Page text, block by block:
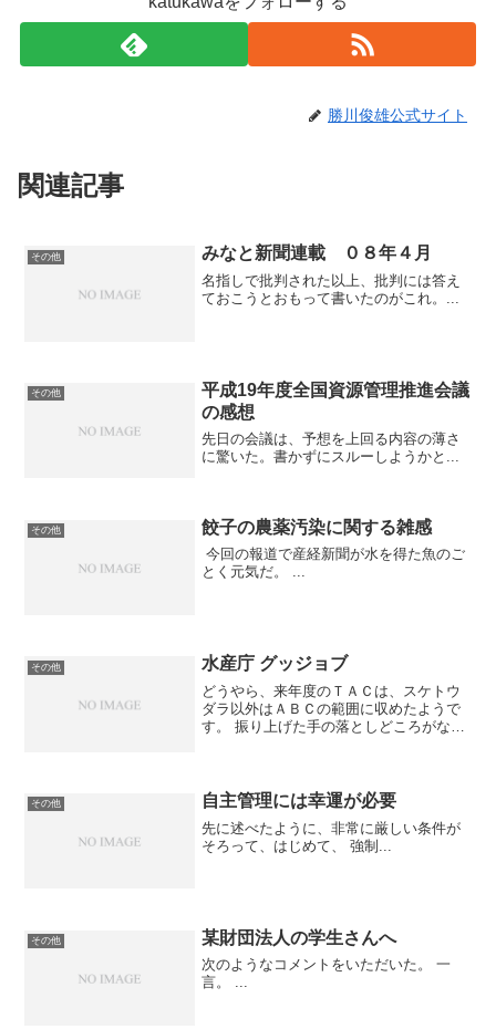
勝川俊雄公式サイト
関連記事
その他 みなと新聞連載 ０８年４月
名指しで批判された以上、批判には答え
ておこうとおもって書いたのがこれ。...
その他
平成19年度全国資源管理推進会議
の感想
先日の会議は、予想を上回る内容の薄さ
に驚いた。書かずにスルーしようかと...
その他 餃子の農薬汚染に関する雑感
今回の報道で産経新聞が水を得た魚のご
とく元気だ。 ...
その他 水産庁 グッジョブ
どうやら、来年度のＴＡＣは、スケトウ
ダラ以外はＡＢＣの範囲に収めたようで
す。 振り上げた手の落としどころがない
あげるんだろうと思って...
その他 自主管理には幸運が必要
先に述べたように、非常に厳しい条件が
そろって、はじめて、 強制...
その他 某財団法人の学生さんへ
次のようなコメントをいただいた。 一
言。 ...